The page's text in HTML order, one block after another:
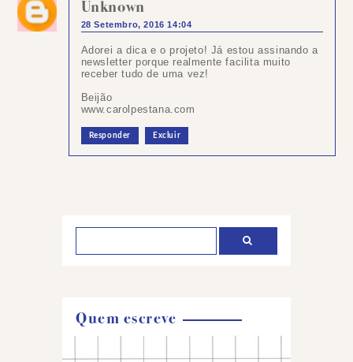
Unknown
28 Setembro, 2016 14:04
Adorei a dica e o projeto! Já estou assinando a
newsletter porque realmente facilita muito
receber tudo de uma vez!
Beijão
www.carolpestana.com
Responder Excluir
Quem escreve